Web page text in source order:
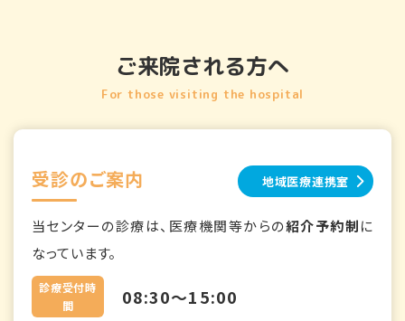
ご来院される方へ
For those visiting the hospital
受診のご案内 地域医療連携室
当センターの診療は、医療機関等からの紹介予約制に
なっています。
診療受付時
間
08:30～15:00